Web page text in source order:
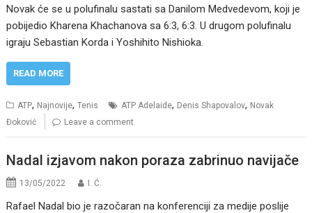
Novak će se u polufinalu sastati sa Danilom Medvedevom, koji je
pobijedio Kharena Khachanova sa 6:3, 6:3. U drugom polufinalu
igraju Sebastian Korda i Yoshihito Nishioka.
READ MORE
ATP, Najnovije,Tenis ATP Adelaide, Denis Shapovalov, Novak
Đoković
Leave a comment
Nadal izjavom nakon poraza zabrinuo navijače
13/05/2022 I. Ć.
Rafael Nadal bio je razočaran na konferenciji za medije poslije